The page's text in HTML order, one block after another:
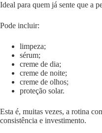
Ideal para quem já sente que a
Pode incluir:
limpeza;
sérum;
creme de dia;
creme de noite;
creme de olhos;
proteção solar.
Esta é, muitas vezes, a rotina
consistência e investimento.